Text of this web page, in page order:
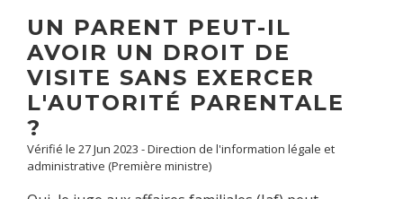
UN PARENT PEUT-IL
AVOIR UN DROIT DE
VISITE SANS EXERCER
L'AUTORITÉ PARENTALE
?
Vérifié le 27 Jun 2023 - Direction de l'information légale et
administrative (Première ministre)